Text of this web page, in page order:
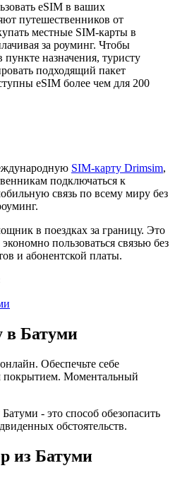
eSIM в ваших
путешественников от
местные SIM-карты в
за роуминг. Чтобы
назначения, туристу
подходящий пакет
eSIM более чем для 200
SIM-карту Drimsim,
подключаться к
связь по всему миру без
в поездках за границу. Это
пользоваться связью без
и абонентской платы.
в Батуми
Обеспечьте себе
Моментальный
- это способ обезопасить
обстоятельств.
из Батуми